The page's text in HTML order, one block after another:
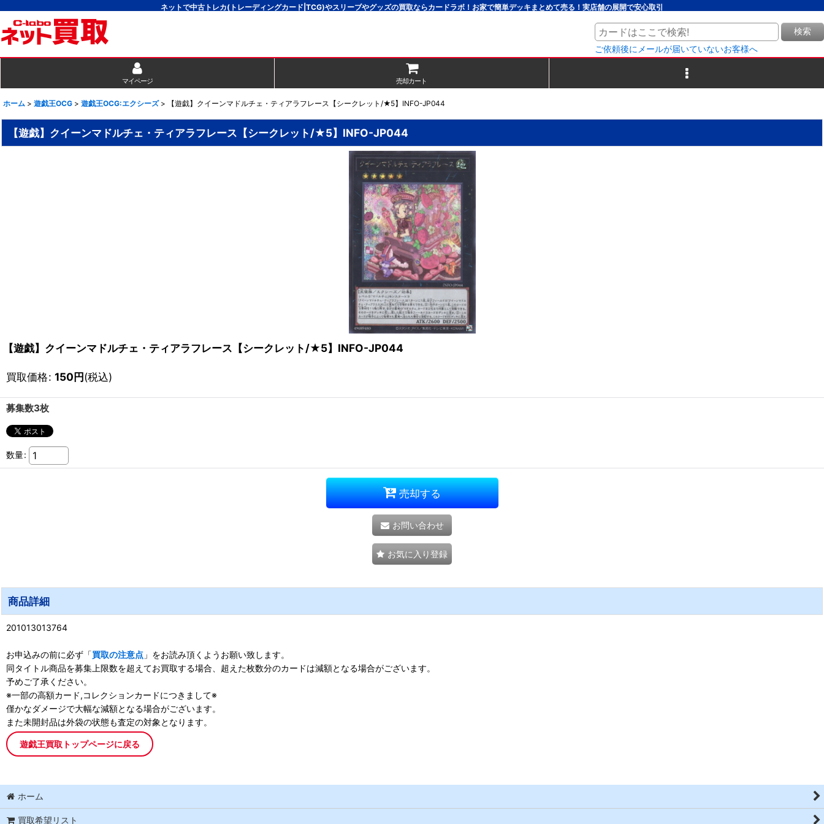
ネットで中古トレカ(トレーディングカード|TCG)やスリーブやグッズの買取ならカードラボ！お家で簡単デッキまとめて売る！実店舗の展開で安心取引
検索
ご依頼後にメールが届いていないお客様へ
マイページ 売却カート
ホーム > 遊戯王OCG > 遊戯王OCG:エクシーズ > 【遊戯】クイーンマドルチェ・ティアラフレース【シークレット/★5】INFO-JP044
【遊戯】クイーンマドルチェ・ティアラフレース【シークレット/★5】INFO-JP044
【遊戯】クイーンマドルチェ・ティアラフレース【シークレット/★5】INFO-JP044
買取価格: 150円(税込)
募集数3枚
数量:
売却する
お問い合わせ
お気に入り登録
商品詳細
201013013764
お申込みの前に必ず「買取の注意点 」をお読み頂くようお願い致します。
同タイトル商品を募集上限数を超えてお買取する場合、超えた枚数分のカードは減額となる場合がございます。
予めご了承ください。
※一部の高額カード,コレクションカードにつきまして※
僅かなダメージで大幅な減額となる場合がございます。
また未開封品は外袋の状態も査定の対象となります。
遊戯王買取トップページに戻る
ホーム
買取希望リスト